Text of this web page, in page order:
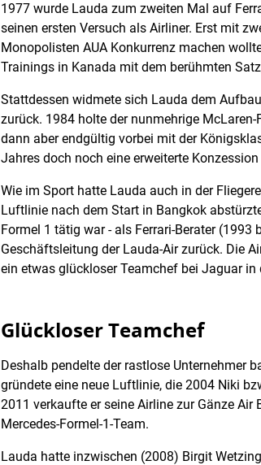
1977 wurde Lauda zum zweiten Mal auf
seinen ersten Versuch als Airliner. Erst mit
Monopolisten AUA Konkurrenz machen
Trainings in Kanada mit dem berühmten
Stattdessen widmete sich Lauda dem
zurück. 1984 holte der nunmehrige
dann aber endgültig vorbei mit der
Jahres doch noch eine erweiterte
Wie im Sport hatte Lauda auch in der
Luftlinie nach dem Start in Bangkok
Formel 1 tätig war - als Ferrari-Berater
Geschäftsleitung der Lauda-Air zurück. Die
ein etwas glückloser Teamchef bei Jaguar in
Glückloser Teamchef
Deshalb pendelte der rastlose Unternehmer
gründete eine neue Luftlinie, die 2004 Niki
2011 verkaufte er seine Airline zur Gänze
Mercedes-Formel-1-Team.
Lauda hatte inzwischen (2008) Birgit